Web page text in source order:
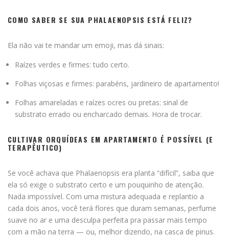
COMO SABER SE SUA PHALAENOPSIS ESTÁ FELIZ?
Ela não vai te mandar um emoji, mas dá sinais:
Raízes verdes e firmes: tudo certo.
Folhas viçosas e firmes: parabéns, jardineiro de apartamento!
Folhas amareladas e raízes ocres ou pretas: sinal de
substrato errado ou encharcado demais. Hora de trocar.
CULTIVAR ORQUÍDEAS EM APARTAMENTO É POSSÍVEL (E
TERAPÊUTICO)
Se você achava que Phalaenopsis era planta “difícil”, saiba que
ela só exige o substrato certo e um pouquinho de atenção.
Nada impossível. Com uma mistura adequada e replantio a
cada dois anos, você terá flores que duram semanas, perfume
suave no ar e uma desculpa perfeita pra passar mais tempo
com a mão na terra — ou, melhor dizendo, na casca de pinus.